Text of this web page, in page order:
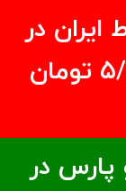
ایران در
پارس در